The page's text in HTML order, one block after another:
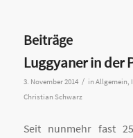
Beiträge
Luggyaner in der
3. November 2014 / in Allgemein,
Christian Schwarz
Seit nunmehr fast